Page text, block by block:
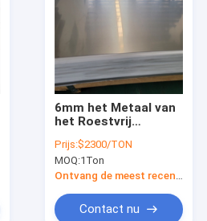
6mm het Metaal van
het Roestvrij
316l 304 voor
Keukenmateriaal
Prijs:$2300/TON
MOQ:1Ton
Ontvang de meest recente Prijs
Contact nu